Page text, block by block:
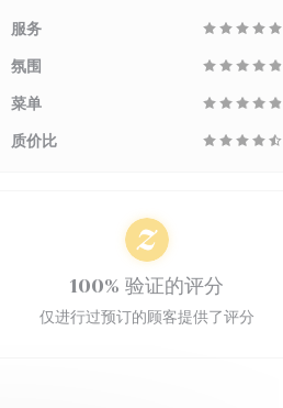
服务
氛围
菜单
质价比
100% 验证的评分
仅进行过预订的顾客提供了评分